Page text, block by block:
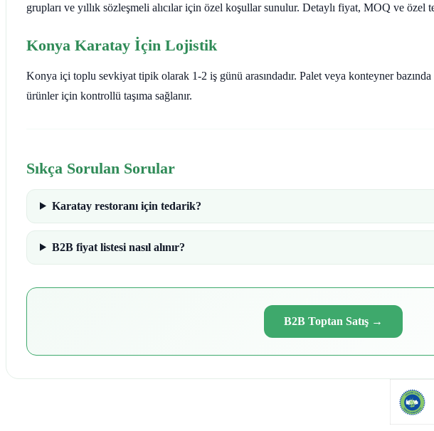
grupları ve yıllık sözleşmeli alıcılar için özel koşullar sunulur. Detaylı fiyat, MOQ ve
Konya Karatay İçin Lojistik
Konya içi toplu sevkiyat tipik olarak 1-2 iş günü arasındadır. Palet veya konteyner
ürünler için kontrollü taşıma sağlanır.
Sıkça Sorulan Sorular
Karatay restoranı için tedarik?
B2B fiyat listesi nasıl alınır?
B2B Toptan Satış→